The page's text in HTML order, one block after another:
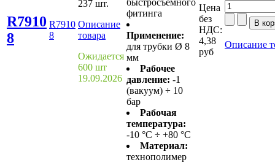
R7910
8
R7910
8
237 шт.
Описание
товара
Ожидается
600 шт
19.09.2026
фитинга
Применение:
для трубки Ø 8
мм
Рабочее
давление: -1
(вакуум) ÷ 10
бар
Рабочая
температура:
-10 °С ÷ +80 °С
Материал:
технополимер
Цена
без
НДС:
4,38
руб
Описание